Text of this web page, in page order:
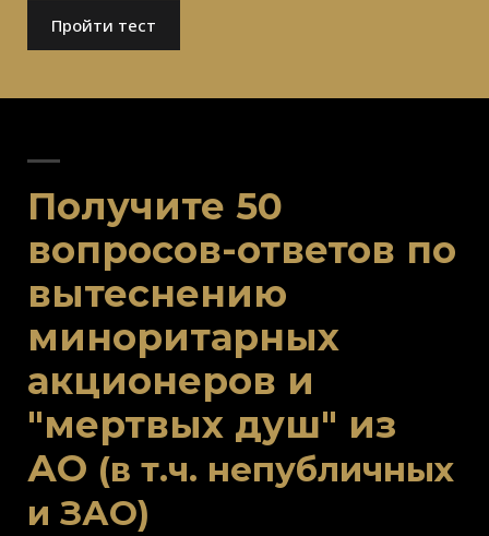
Пройти тест
Получите 50
вопросов-ответов по
вытеснению
миноритарных
акционеров и
"мертвых душ" из
АО (в т.ч. непубличных
и ЗАО)